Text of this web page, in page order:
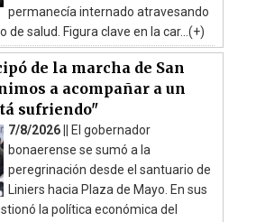
permanecía internado atravesando
de salud. Figura clave en la car...(+)
de la marcha de San
a acompañar a un
sufriendo"
7/8/2026 ||
El gobernador
bonaerense se sumó a la
peregrinación desde el santuario de
Liniers hacia Plaza de Mayo. En sus
la política económica del